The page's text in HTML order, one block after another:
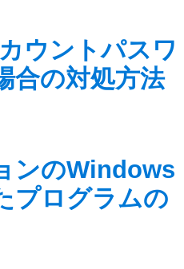
ウントパスワ
合の対処方法
ンのWindows
プログラムの